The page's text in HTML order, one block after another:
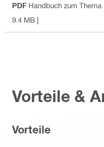
PDF Handbuch zum
9.4 MB ]
Vorteile &
Vorteile